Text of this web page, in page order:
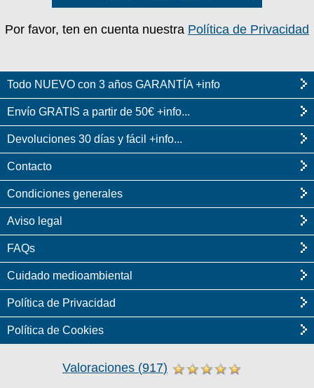
Por favor, ten en cuenta nuestra Política de Privacidad
Todo NUEVO con 3 años GARANTÍA +info
Envío GRATIS a partir de 50€ +info...
Devoluciones 30 días y fácil +info...
Contacto
Condiciones generales
Aviso legal
FAQs
Cuidado medioambiental
Política de Privacidad
Política de Cookies
Valoraciones (917)